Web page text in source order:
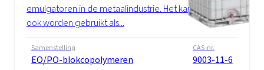
emulgatoren in de metaalindustrie. Het kan
ook worden gebruikt als...
Samenstelling
EO/PO-blokcopolymeren
CAS-nr.
9003-11-6